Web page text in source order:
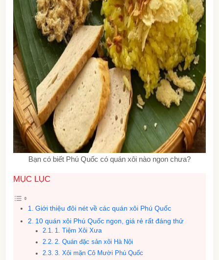
Bạn có biết Phú Quốc có quán xôi nào ngon chưa?
MỤC LỤC
Giới thiệu đôi nét về các quán xôi Phú Quốc
10 quán xôi Phú Quốc ngon, giá rẻ rất đáng thử
1. Tiệm Xôi Xưa
2. Quán đặc sản xôi Hà Nội
3. Xôi mặn Cô Mười Phú Quốc